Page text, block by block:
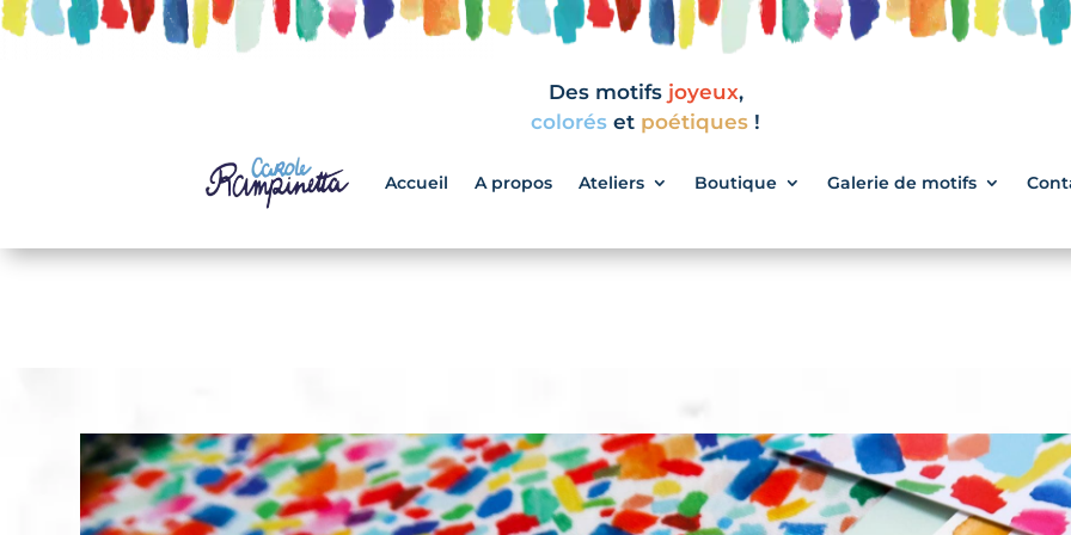
Des motifs joyeux,
colorés et poétiques !
Accueil A propos Ateliers Boutique Galerie de motifs